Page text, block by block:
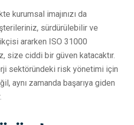
kurumsal imajınızı da
sürdürülebilir ve
ararken ISO 31000
size ciddi bir güven katacaktır.
sektöründeki risk yönetimi için
aynı zamanda başarıya giden